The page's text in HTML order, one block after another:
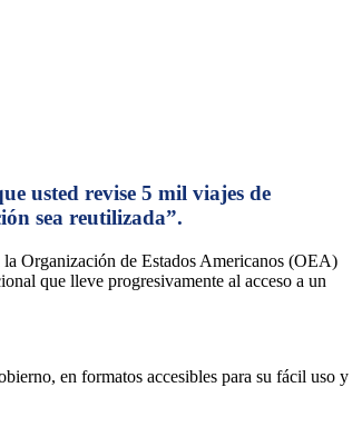
usted revise 5 mil viajes de
sea reutilizada”.
Organización de Estados Americanos (OEA)
que lleve progresivamente al acceso a un
en formatos accesibles para su fácil uso y